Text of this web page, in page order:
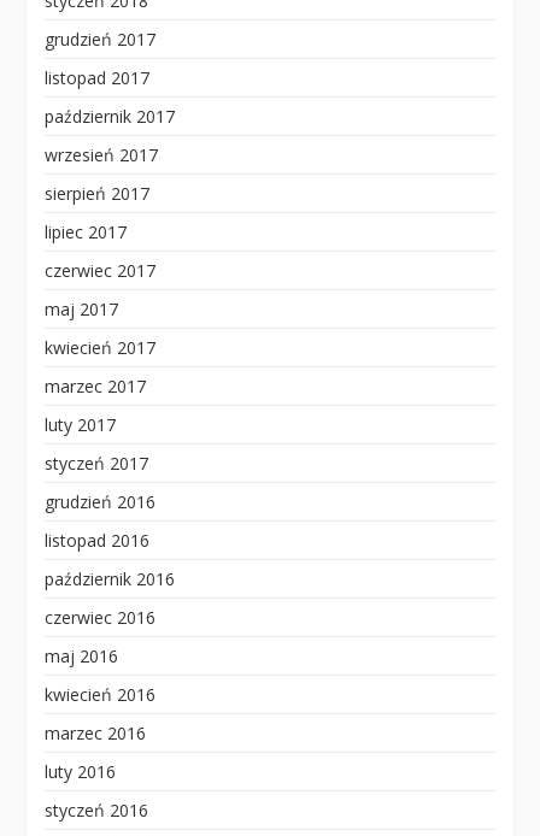
grudzień 2017
listopad 2017
październik 2017
wrzesień 2017
sierpień 2017
lipiec 2017
czerwiec 2017
maj 2017
kwiecień 2017
marzec 2017
luty 2017
styczeń 2017
grudzień 2016
listopad 2016
październik 2016
czerwiec 2016
maj 2016
kwiecień 2016
marzec 2016
luty 2016
styczeń 2016